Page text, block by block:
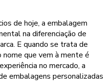
de hoje, a embalagem
na diferenciação de
E quando se trata de
que vem à mente é
no mercado, a
embalagens personalizadas